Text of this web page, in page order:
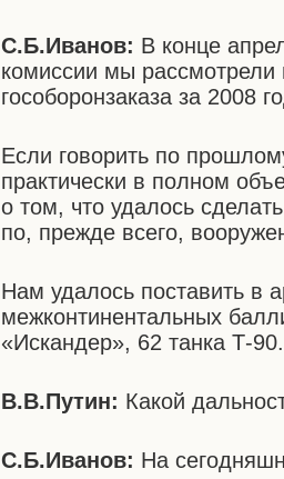
С.Б.Иванов: В конце
комиссии мы рассмотрели
гособоронзаказа за 2008
Если говорить по
практически в полном
о том, что удалось
по, прежде всего,
Нам удалось поставить в
межконтинентальных
«Искандер», 62 танка Т-90.
В.В.Путин: Какой
С.Б.Иванов: На